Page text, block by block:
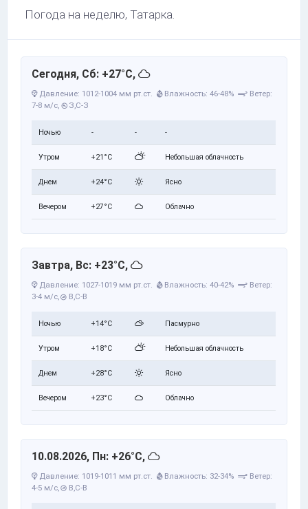
Погода на неделю, Татарка.
Сегодня, Сб: +27°C,
Давление: 1012-1004 мм рт.ст. Влажность: 46-48%
Ветер:
7-8 м/с, З,С-З
Ночью - - -
Утром +21°C Небольшая облачность
Днем +24°C Ясно
Вечером +27°C Облачно
Завтра, Вс: +23°C,
Давление: 1027-1019 мм рт.ст. Влажность: 40-42%
Ветер:
3-4 м/с,
В,С-В
Ночью +14°C Пасмурно
Утром +18°C Небольшая облачность
Днем +28°C Ясно
Вечером +23°C Облачно
10.08.2026, Пн: +26°C,
Давление: 1019-1011 мм рт.ст. Влажность: 32-34%
Ветер:
4-5 м/с,
В,С-В